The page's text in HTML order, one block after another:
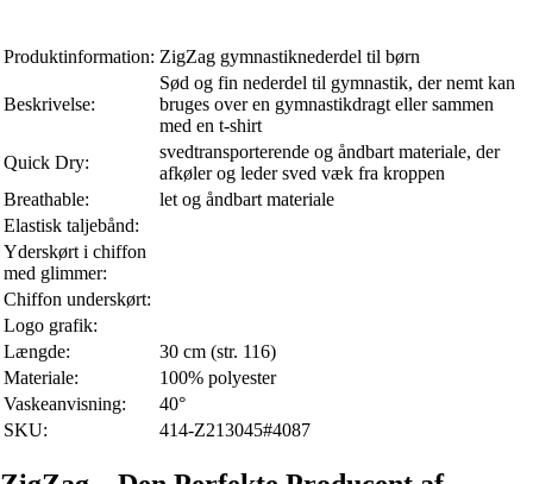
Produktinformation: ZigZag gymnastiknederdel til børn
Beskrivelse:
Sød og fin nederdel til gymnastik, der nemt kan
bruges over en gymnastikdragt eller sammen
med en t-shirt
Quick Dry:
svedtransporterende og åndbart materiale, der
afkøler og leder sved væk fra kroppen
Breathable:
let og åndbart materiale
Elastisk taljebånd:
Yderskørt i chiffon
med glimmer:
Chiffon underskørt:
Logo grafik:
Længde:
30 cm (str. 116)
Materiale:
100% polyester
Vaskeanvisning:
40°
SKU:
414-Z213045#4087